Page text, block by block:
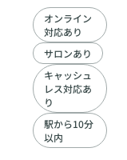
組以上の成婚を支え
てきた、信頼と実績
ある相談所です。 当
所の特徴は、AIマッ
チング・仲人推薦・
24時間検索の三本柱
で幅広い出会いを提
供することに加え、
成婚に繋がる行動や
考え方までを丁寧に
オンライン
対応あり
サロンあり
キャッシュ
レス対応あ
り
駅から10分
以内